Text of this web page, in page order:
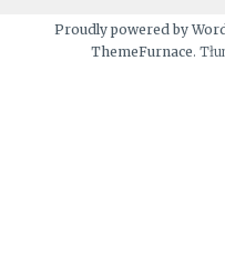
Proudly powered by
ThemeFurnace.